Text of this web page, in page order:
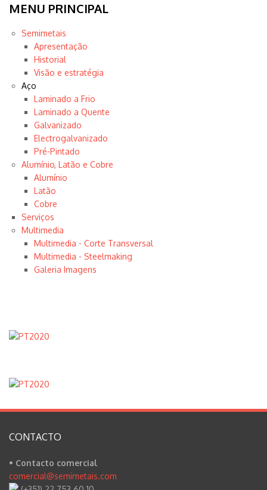
MENU PRINCIPAL
Semimetais
Apresentação
Historial
Visão e estratégia
Aço
Laminado a Frio
Laminado a Quente
Galvanizado
Electrogalvanizado
Pré-Pintado
Alumínio, Latão e Cobre
Alumínio
Latão
Cobre
Serviços
Multimedia
Multimedia - Corte Transversal
Multimedia - Steelmaking
Galeria Imagens
CONTACTO
• Contacto comercial
comercial@semimetais.com